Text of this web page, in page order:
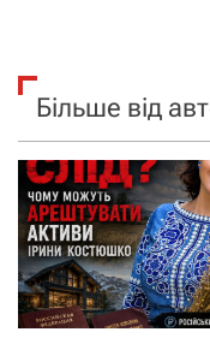
Більше від